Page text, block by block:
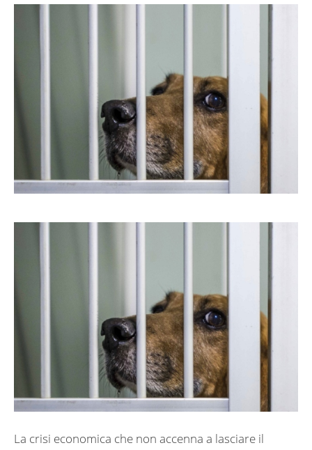
La crisi economica che non accenna a lasciare il